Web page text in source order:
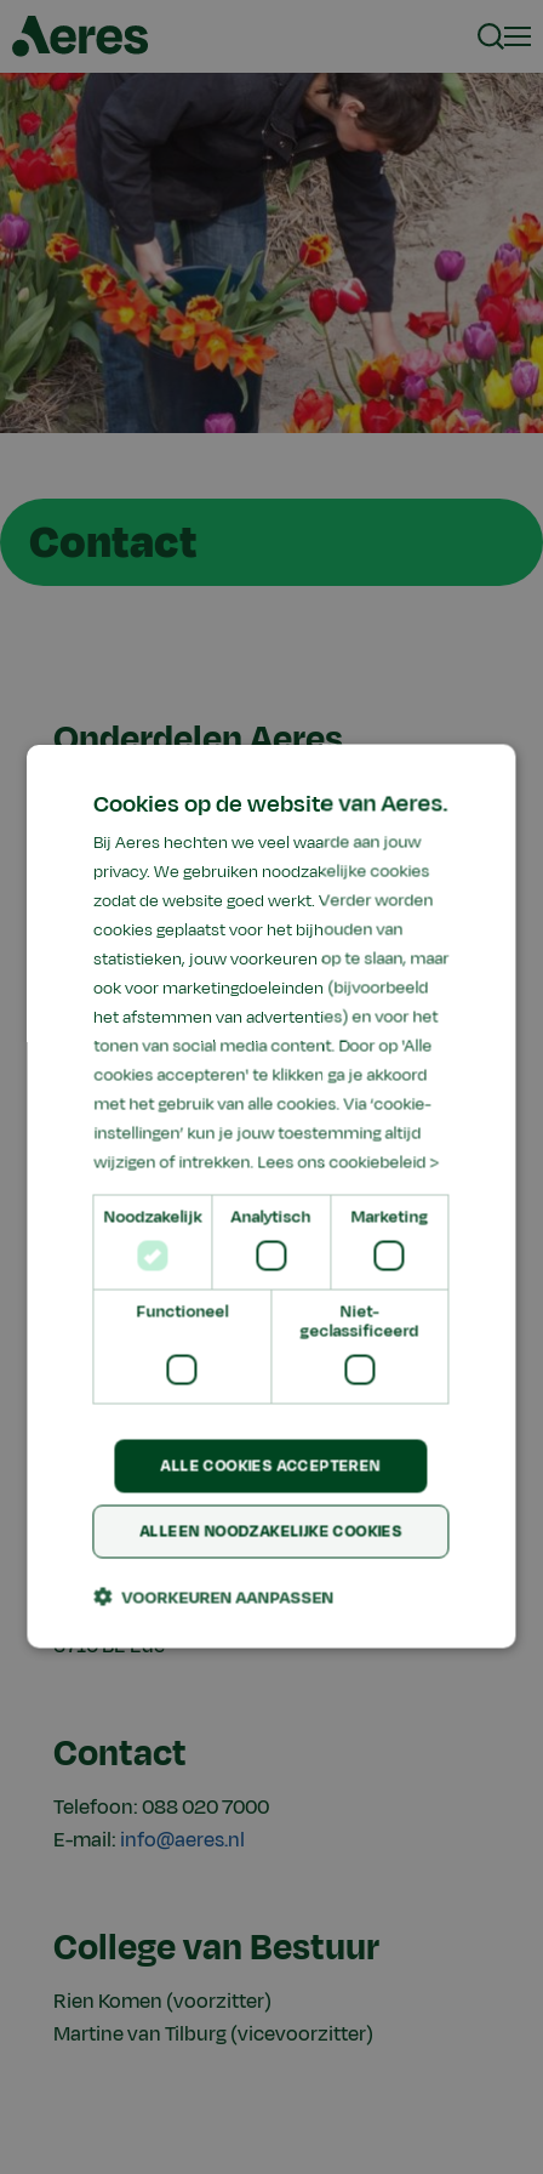
Contact
Onderdelen Aeres
Aeres Agree
Aeres Hogeschool
Aeres Farms
Aeres Tech
Aeres Training Centre
Aeres Training Centre Barneveld
Aeres VMBO
Aeres MBO
Bezoekadres
College van Bestuur en Bestuursbureau Aeres
Wageningen
Mansholtlaan 18
6708 PA Wageningen
Aeres Bestuursbureau Ede
6717 LZ Ede
Postadres
Postbus 245
6710 BE Ede
Contact
Telefoon: 088 020 7000
E-mail: info@aeres.nl
College van Bestuur
Rien Komen (voorzitter)
Martine van Tilburg (vicevoorzitter)
Cookies op de website van Aeres.
Bij Aeres hechten we veel waarde aan jouw
privacy. We gebruiken noodzakelijke cookies
zodat de website goed werkt. Verder worden
cookies geplaatst voor het bijhouden van
statistieken, jouw voorkeuren op te slaan, maar
ook voor marketingdoeleinden (bijvoorbeeld
het afstemmen van advertenties) en voor het
tonen van social media content. Door op 'Alle
cookies accepteren' te klikken ga je akkoord
met het gebruik van alle cookies. Via ‘cookie-
instellingen’ kun je jouw toestemming altijd
wijzigen of intrekken. Lees ons cookiebeleid >
Noodzakelijk Analytisch Marketing
Functioneel
Niet-
geclassificeerd
ALLE COOKIES ACCEPTEREN
ALLEEN NOODZAKELIJKE COOKIES
VOORKEUREN AANPASSEN